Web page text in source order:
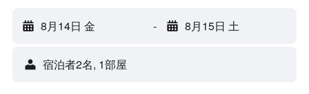
8月14日 金 - 8月15日 土
宿泊者2名, 1​部屋